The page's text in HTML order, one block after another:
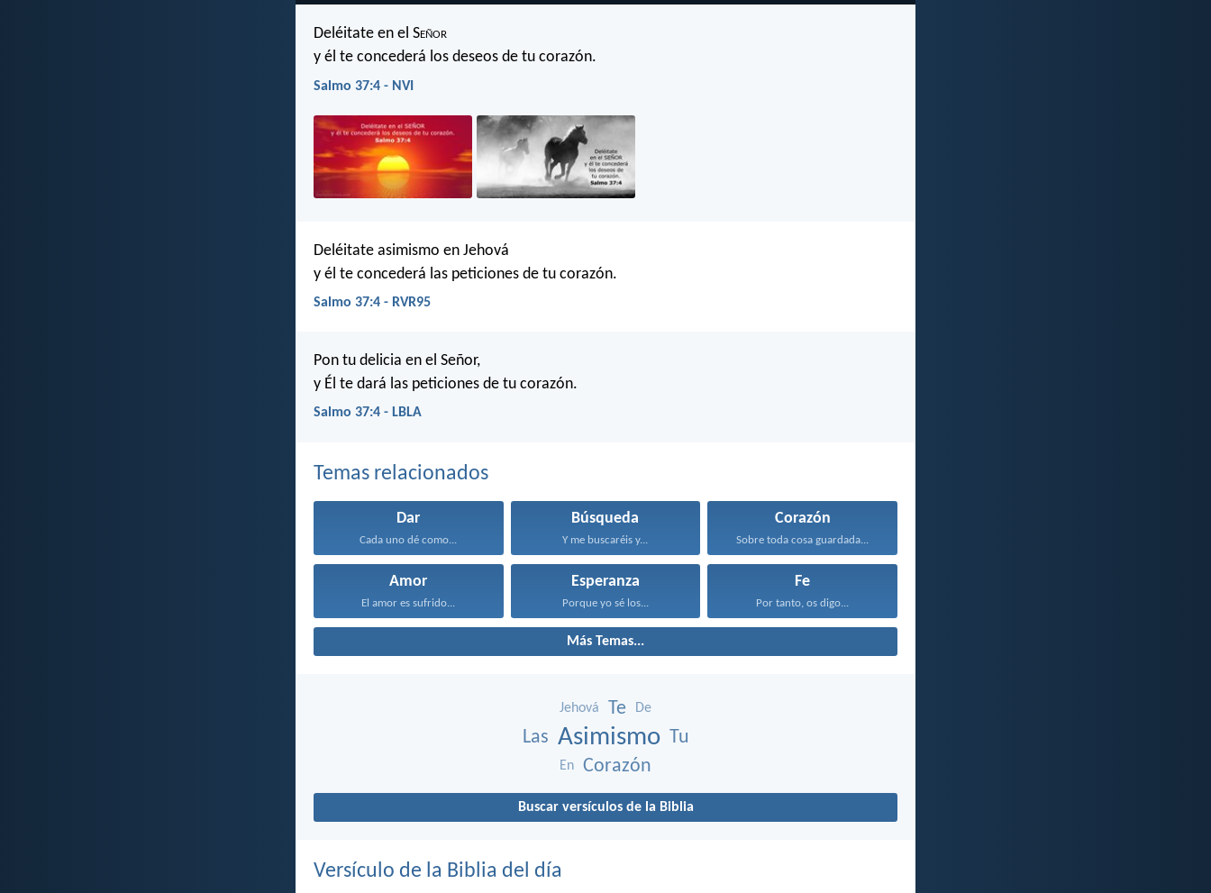
Deléitate en el Señor
y él te concederá los deseos de tu corazón.
Salmo 37:4 - NVI
Deléitate asimismo en Jehová
y él te concederá las peticiones de tu corazón.
Salmo 37:4 - RVR95
Pon tu delicia en el Señor,
y Él te dará las peticiones de tu corazón.
Salmo 37:4 - LBLA
Temas relacionados
Dar
Cada uno dé como...
Búsqueda
Y me buscaréis y...
Corazón
Sobre toda cosa guardada...
Amor
El amor es sufrido...
Esperanza
Porque yo sé los...
Fe
Por tanto, os digo...
Más Temas...
Jehová Te De
Las Asimismo Tu
En Corazón
Buscar versículos de la Biblia
Versículo de la Biblia del día